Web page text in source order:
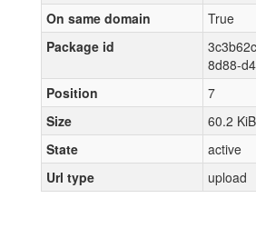
On same domain
True
Package id
8d88-
Position
7
Size
60.2 KiB
State
active
Url type
upload